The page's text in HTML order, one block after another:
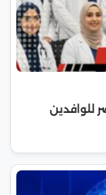
للوافدين